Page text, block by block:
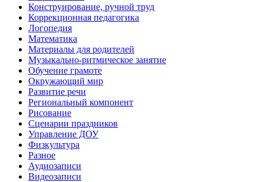
Конструирование, ручной труд
Коррекционная педагогика
Логопедия
Математика
Материалы для родителей
Музыкально-ритмическое занятие
Обучение грамоте
Окружающий мир
Развитие речи
Региональный компонент
Рисование
Сценарии праздников
Управление ДОУ
Физкультура
Разное
Аудиозаписи
Видеозаписи